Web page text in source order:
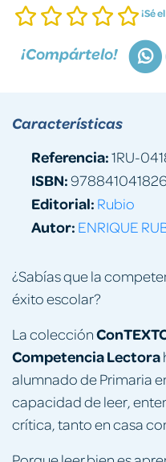
¡Sé
¡Compártelo!
¿Sabías que la
éxito escolar?
La colección
Competencia Lectora
alumnado de Primaria
capacidad de leer,
crítica, tanto en casa
Características
Referencia:1RU-
ISBN:
Editorial: Rubio
Autor: ENRIQUE